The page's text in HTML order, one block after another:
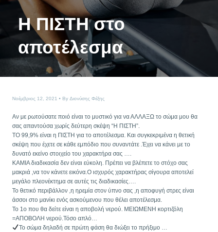
Η ΠΙΣΤΗ στο
αποτέλεσμα
Νοέμβριος 12, 2021 By Διονύσης Φέξης
Αν με ρωτούσατε ποιό είναι το μυστικό για να ΑΛΛΑΞΩ το σώμα μου θα
σας απαντούσα χωρίς δεύτερη σκέψη “Η ΠΙΣΤΗ”.
ΤΟ 99,9% είναι η ΠΙΣΤΗ για το αποτέλεσμα. Και συγκεκριμένα η θετική
σκέψη που έχετε σε κάθε εμπόδιο που συναντάτε .Έχει να κάνει με το
δυνατό εκείνο στοιχείο του χαρακτήρα σας ….
ΚΑΜΙΑ διαδικασία δεν είναι εύκολη. Πρέπει να βλέπετε το στόχο σας
μακριά ,να τον κάνετε εικόνα.Ο ισχυρός χαρακτήρας σίγουρα αποτελεί
μεγάλο πλεονέκτημα σε αυτές τις διαδικασίες….
Το θετικό περιβάλλον ,η ηρεμία στον ύπνο σας ,η αποφυγή στρες είναι
άσσοι στο μανίκι ενός ασκούμενου που θέλει αποτέλεσμα.
Το 1ο που θα δείτε είναι η αποβολή νερού. ΜΕΙΩΜΕΝΗ κορτιζόλη
=ΑΠΟΒΟΛΗ νερού.Τόσο απλό…
Το σώμα δηλαδή σε πρώτη φάση θα διώξει το πρήξιμο …